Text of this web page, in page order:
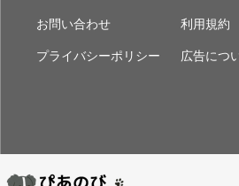
お問い合わせ 利用規約
プライバシーポリシー 広告につ